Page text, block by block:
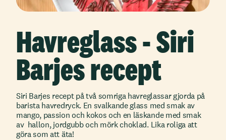
Havreglass - Siri
Barjes recept
Siri Barjes recept på två somriga havreglassar gjorda på
barista havredryck. En svalkande glass med smak av
mango, passion och kokos och en läskande med smak
av hallon, jordgubb och mörk choklad. Lika roliga att
göra som att äta!